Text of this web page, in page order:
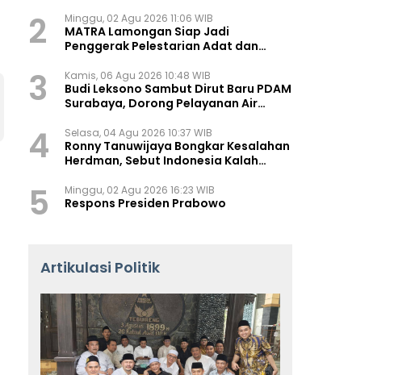
2 Minggu, 02 Agu 2026 11:06 WIB
MATRA Lamongan Siap Jadi
Penggerak Pelestarian Adat dan
3 Kamis, 06 Agu 2026 10:48 WIB
Budi Leksono Sambut Dirut Baru PDAM
Surabaya, Dorong Pelayanan Air
4 Selasa, 04 Agu 2026 10:37 WIB
Ronny Tanuwijaya Bongkar Kesalahan
Herdman, Sebut Indonesia Kalah
5 Minggu, 02 Agu 2026 16:23 WIB
Respons Presiden Prabowo
Artikulasi Politik